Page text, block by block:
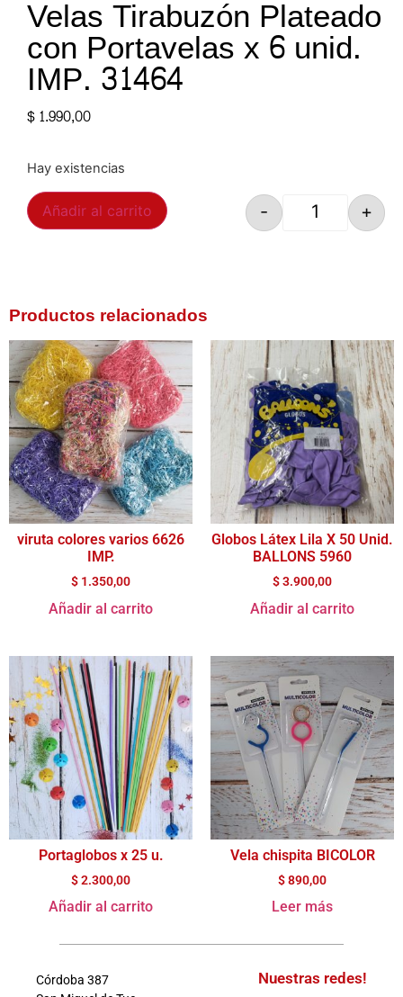
Velas Tirabuzón Plateado
con Portavelas x 6 unid.
IMP. 31464
$1.990,00
Hay existencias
- +
Añadir al carrito
Productos relacionados
viruta colores varios 6626
IMP.
$ 1.350,00
Añadir al carrito
Globos Látex Lila X 50 Unid.
BALLONS 5960
$3.900,00
Añadir al carrito
Portaglobos x 25 u.
$2.300,00
Añadir al carrito
Vela chispita BICOLOR
$890,00
Leer más
Córdoba 387
Nuestras redes!